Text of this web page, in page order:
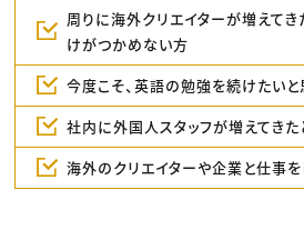
周りに海外クリエイターが増えてき
けがつかめない方
今度こそ、英語の勉強を続けたいと
社内に外国人スタッフが増えてきた
海外のクリエイターや企業と仕事